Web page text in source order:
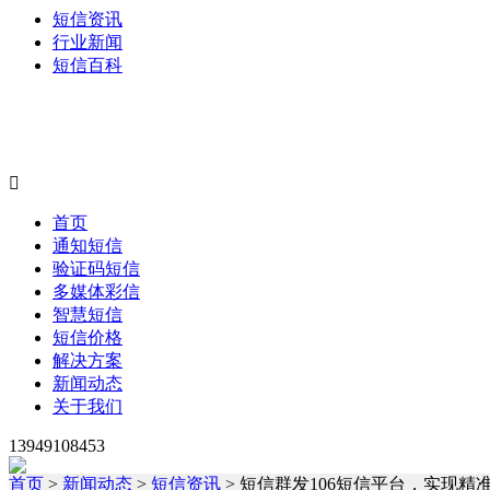
短信资讯
行业新闻
短信百科

首页
通知短信
验证码短信
多媒体彩信
智慧短信
短信价格
解决方案
新闻动态
关于我们
13949108453
首页 > 新闻动态 > 短信资讯 > 短信群发106短信平台，实现精